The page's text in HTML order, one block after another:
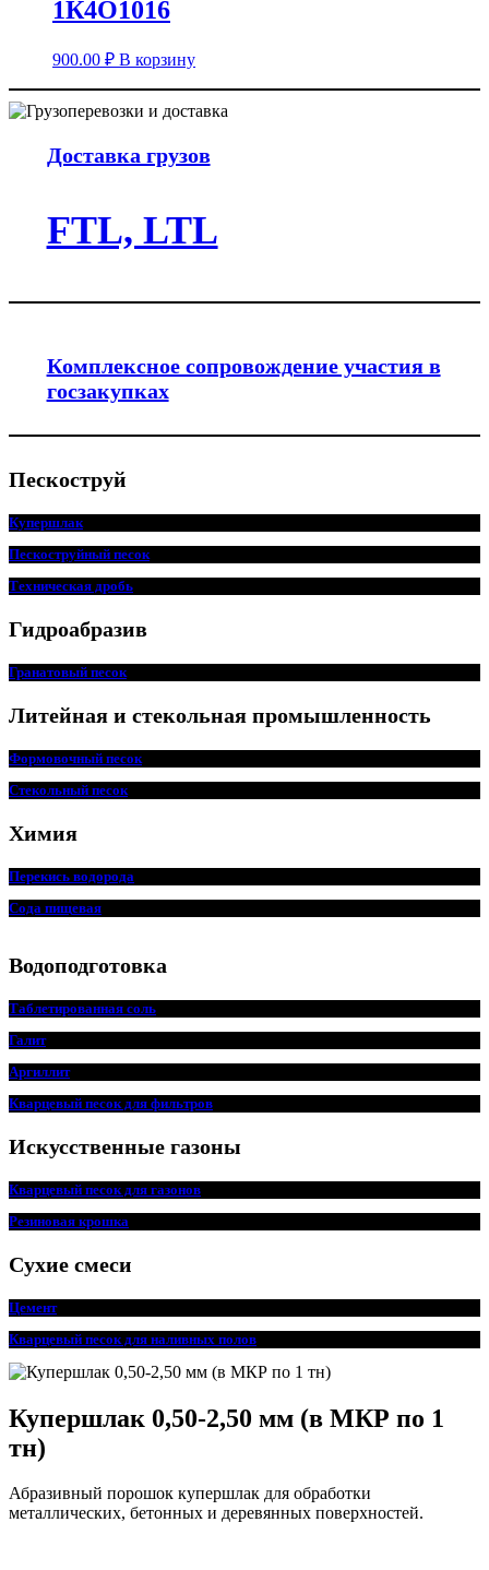
1К4О1016
900.00 ₽ В корзину
Доставка грузов
FTL, LTL
Комплексное сопровождение участия в
госзакупках
Пескоструй
Купершлак
Пескоструйный песок
Техническая дробь
Гидроабразив
Гранатовый песок
Литейная и стекольная промышленность
Формовочный песок
Стекольный песок
Химия
Перекись водорода
Сода пищевая
Водоподготовка
Таблетированная соль
Галит
Аргиллит
Кварцевый песок для фильтров
Искусственные газоны
Кварцевый песок для газонов
Резиновая крошка
Сухие смеси
Цемент
Кварцевый песок для наливных полов
Купершлак 0,50-2,50 мм (в МКР по 1
тн)
Абразивный порошок купершлак для обработки
металлических, бетонных и деревянных поверхностей.